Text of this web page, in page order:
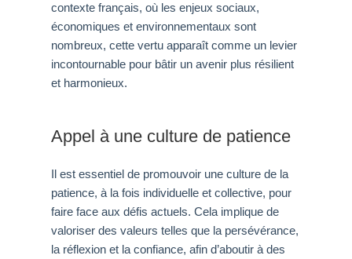
contexte français, où les enjeux sociaux,
économiques et environnementaux sont
nombreux, cette vertu apparaît comme un levier
incontournable pour bâtir un avenir plus résilient
et harmonieux.
Appel à une culture de patience
Il est essentiel de promouvoir une culture de la
patience, à la fois individuelle et collective, pour
faire face aux défis actuels. Cela implique de
valoriser des valeurs telles que la persévérance,
la réflexion et la confiance, afin d’aboutir à des